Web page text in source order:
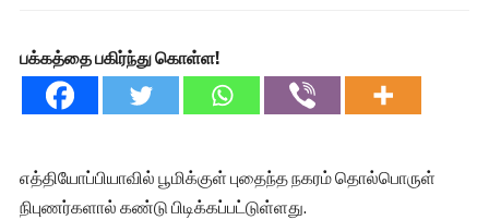
பக்கத்தை பகிர்ந்து கொள்ள!
எத்தியோப்பியாவில் பூமிக்குள் புதைந்த நகரம் தொல்பொருள்
நிபுணர்களால் கண்டு பிடிக்கப்பட்டுள்ளது.